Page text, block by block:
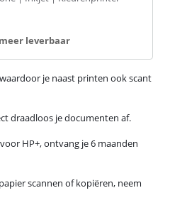
je naast printen ook scant
draadloos je documenten af.
HP+, ontvang je 6 maanden
scannen of kopiëren, neem
leverbaar